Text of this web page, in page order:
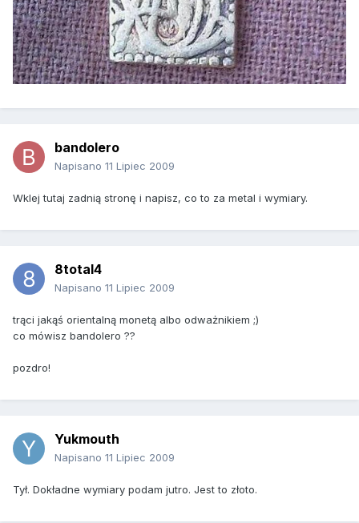
bandolero
Napisano 11 Lipiec 2009
Wklej tutaj zadnią stronę i napisz, co to za metal i wymiary.
8total4
Napisano 11 Lipiec 2009
trąci jakąś orientalną monetą albo odważnikiem ;)
co mówisz bandolero ??
pozdro!
Yukmouth
Napisano 11 Lipiec 2009
Tył. Dokładne wymiary podam jutro. Jest to złoto.